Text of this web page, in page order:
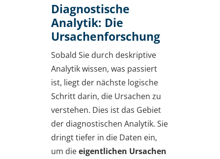
Diagnostische
Analytik: Die
Ursachenforschung
Sobald Sie durch deskriptive
Analytik wissen, was passiert
ist, liegt der nächste logische
Schritt darin, die Ursachen zu
verstehen. Dies ist das Gebiet
der diagnostischen Analytik. Sie
dringt tiefer in die Daten ein,
um dieeigentlichen Ursachen